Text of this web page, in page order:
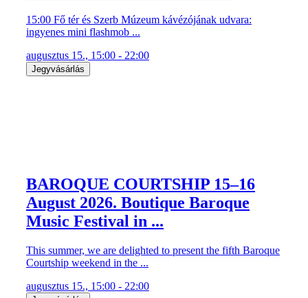
15:00 Fő tér és Szerb Múzeum kávézójának udvara:
ingyenes mini flashmob ...
augusztus 15., 15:00 - 22:00
Jegyvásárlás
BAROQUE COURTSHIP 15–16
August 2026. Boutique Baroque
Music Festival in ...
This summer, we are delighted to present the fifth Baroque
Courtship weekend in the ...
augusztus 15., 15:00 - 22:00